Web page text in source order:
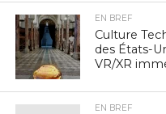
EN BREF
Culture
des États-
VR/XR
EN BREF